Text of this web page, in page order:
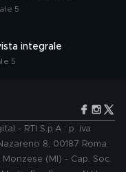
5
integrale
5
- RTI S.p.A.: p. iva
8, 00187 Roma.
(MI) - Cap. Soc.